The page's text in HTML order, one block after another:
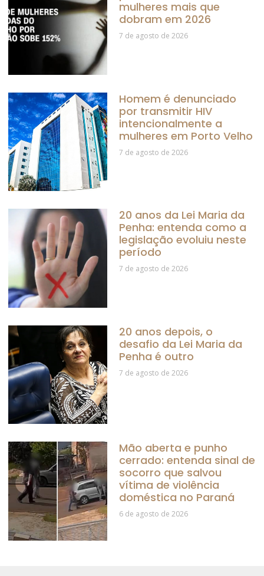
mulheres mais que
dobram em 2026
7 de agosto de 2026
Homem é denunciado
por transmitir HIV
intencionalmente a
mulheres em Porto Velho
7 de agosto de 2026
20 anos da Lei Maria da
Penha: entenda como a
legislação evoluiu neste
período
7 de agosto de 2026
20 anos depois, o
desafio da Lei Maria da
Penha é outro
7 de agosto de 2026
Mão aberta e punho
cerrado: entenda sinal de
socorro que salvou
vítima de violência
doméstica no Paraná
6 de agosto de 2026